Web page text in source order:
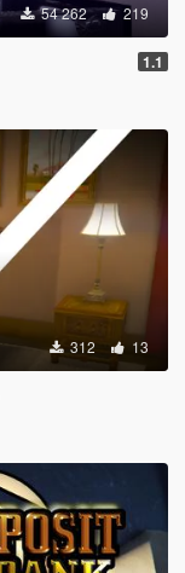
54 262 219
1.1
312 13